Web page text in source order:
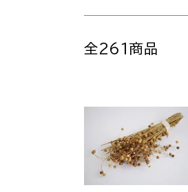
全261商品